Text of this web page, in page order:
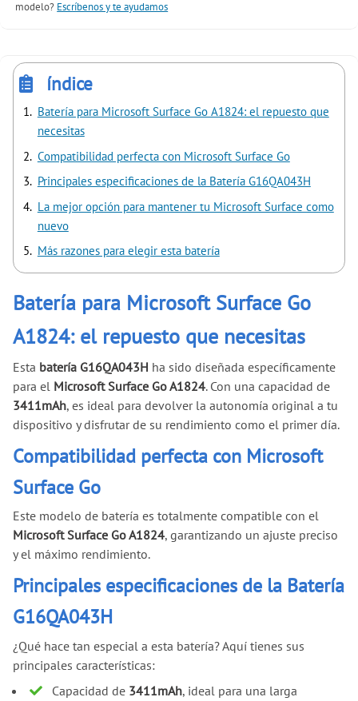
modelo? Escríbenos y te ayudamos
índice
Batería para Microsoft Surface Go A1824: el repuesto que
necesitas
Compatibilidad perfecta con Microsoft Surface Go
Principales especificaciones de la Batería G16QA043H
La mejor opción para mantener tu Microsoft Surface como
nuevo
Más razones para elegir esta batería
Batería para Microsoft Surface Go
A1824: el repuesto que necesitas
Esta batería G16QA043H ha sido diseñada específicamente
para el Microsoft Surface Go A1824. Con una capacidad de
3411mAh, es ideal para devolver la autonomía original a tu
dispositivo y disfrutar de su rendimiento como el primer día.
Compatibilidad perfecta con Microsoft
Surface Go
Este modelo de batería es totalmente compatible con el
Microsoft Surface Go A1824, garantizando un ajuste preciso
y el máximo rendimiento.
Principales especificaciones de la Batería
G16QA043H
¿Qué hace tan especial a esta batería? Aquí tienes sus
principales características:
Capacidad de 3411mAh, ideal para una larga